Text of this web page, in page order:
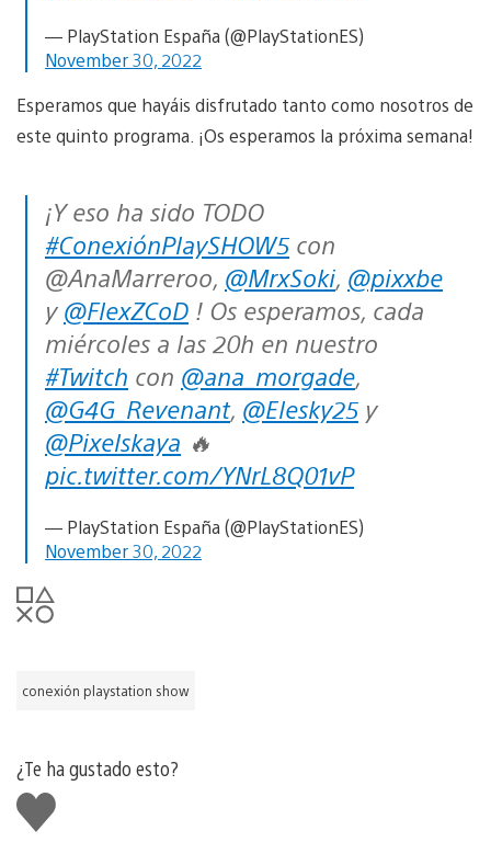
— PlayStation España (@PlayStationES)
November 30, 2022
Esperamos que hayáis disfrutado tanto como nosotros de
este quinto programa. ¡Os esperamos la próxima semana!
¡Y eso ha sido TODO
#ConexiónPlaySHOW5 con
@AnaMarreroo, @MrxSoki, @pixxbe
y @FlexZCoD ! Os esperamos, cada
miércoles a las 20h en nuestro
#Twitch con @ana_morgade,
@G4G_Revenant, @Elesky25 y
@Pixelskaya 🔥
pic.twitter.com/YNrL8Q01vP
— PlayStation España (@PlayStationES)
November 30, 2022
conexión playstation show
¿Te ha gustado esto?
Me
gusta
esto